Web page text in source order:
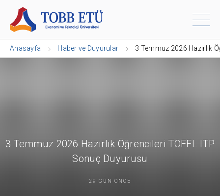
Anasayfa Haber ve Duyurular 3 Temmuz 2026 Hazırlık
3 Temmuz 2026 Hazırlık Öğrencileri TOEFL ITP
Sonuç Duyurusu
29 GÜN ÖNCE